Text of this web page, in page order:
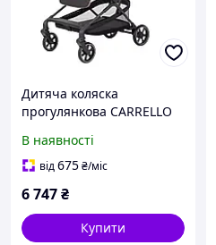
Дитяча коляска
прогулянкова CARRELLO
складна
В наявності
від675₴/міс
6 747₴
Купити